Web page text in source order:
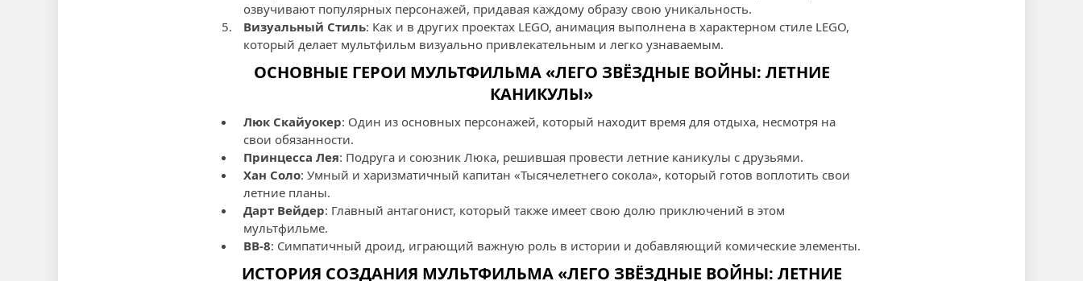
озвучивают популярных персонажей, придавая каждому образу свою уникальность.
Визуальный Стиль: Как и в других проектах LEGO, анимация выполнена в характерном стиле LEGO,
который делает мультфильм визуально привлекательным и легко узнаваемым.
ОСНОВНЫЕ ГЕРОИ МУЛЬТФИЛЬМА «ЛЕГО ЗВЁЗДНЫЕ ВОЙНЫ: ЛЕТНИЕ
КАНИКУЛЫ»
Люк Скайуокер: Один из основных персонажей, который находит время для отдыха, несмотря на
свои обязанности.
Принцесса Лея: Подруга и союзник Люка, решившая провести летние каникулы с друзьями.
Хан Соло: Умный и харизматичный капитан «Тысячелетнего сокола», который готов воплотить свои
летние планы.
Дарт Вейдер: Главный антагонист, который также имеет свою долю приключений в этом
мультфильме.
BB-8: Симпатичный дроид, играющий важную роль в истории и добавляющий комические элементы.
ИСТОРИЯ СОЗДАНИЯ МУЛЬТФИЛЬМА «ЛЕГО ЗВЁЗДНЫЕ ВОЙНЫ: ЛЕТНИЕ